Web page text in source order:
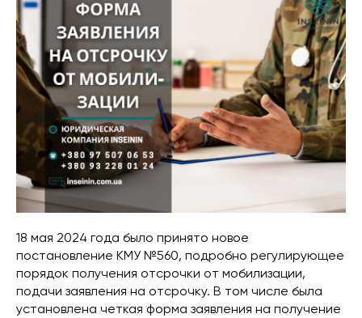
18 мая 2024 года было принято новое
постановление КМУ №560, подробно регулирующее
порядок получения отсрочки от мобилизации,
подачи заявления на отсрочку. В том числе была
установлена ​​четкая форма заявления на получение